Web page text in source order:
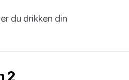
du drikken din
2